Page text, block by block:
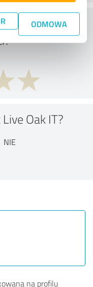
ODMOWA
ceny do
Oak IT?
NIE
na profilu